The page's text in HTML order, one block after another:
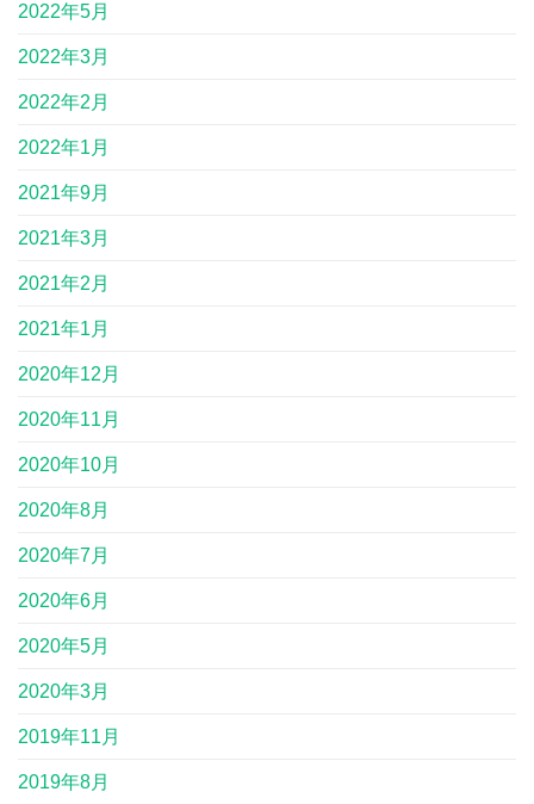
2022年5月
2022年3月
2022年2月
2022年1月
2021年9月
2021年3月
2021年2月
2021年1月
2020年12月
2020年11月
2020年10月
2020年8月
2020年7月
2020年6月
2020年5月
2020年3月
2019年11月
2019年8月